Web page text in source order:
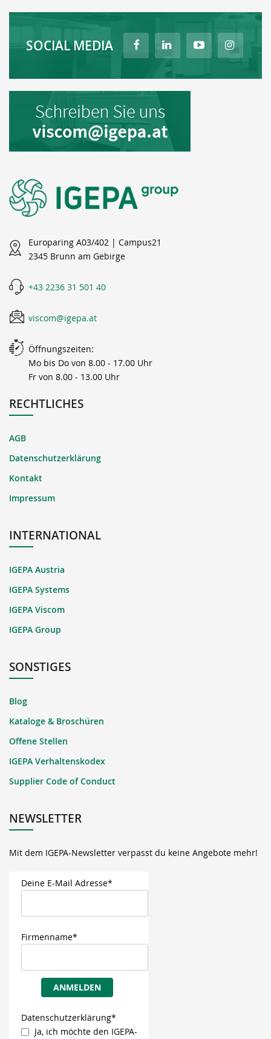
SOCIAL MEDIA
Europaring A03/402 | Campus21
2345 Brunn am Gebirge
+43 2236 31 501 40
viscom@igepa.at
Öffnungszeiten:
Mo bis Do von 8.00 - 17.00 Uhr
Fr von 8.00 - 13.00 Uhr
RECHTLICHES
AGB
Datenschutzerklärung
Kontakt
Impressum
INTERNATIONAL
IGEPA Austria
IGEPA Systems
IGEPA Viscom
IGEPA Group
SONSTIGES
Blog
Kataloge & Broschüren
Offene Stellen
IGEPA Verhaltenskodex
Supplier Code of Conduct
NEWSLETTER
Mit dem IGEPA-Newsletter verpasst du keine Angebote mehr!
Deine E-Mail Adresse*
Firmenname*
ANMELDEN
Datenschutzerklärung*
Ja, ich möchte den IGEPA-